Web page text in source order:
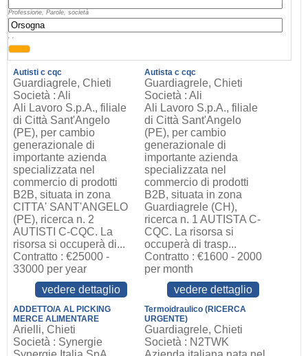
Professione, Parole, società
, ,
Autisti c cqc
Guardiagrele, Chieti
Società : Ali
Ali Lavoro S.p.A., filiale
di Città Sant'Angelo
(PE), per cambio
generazionale di
importante azienda
specializzata nel
commercio di prodotti
B2B, situata in zona
CITTA' SANT'ANGELO
(PE), ricerca n. 2
AUTISTI C-CQC. La
risorsa si occuperà di...
Contratto : €25000 -
33000 per year
vedere dettaglio
Autista c cqc
Guardiagrele, Chieti
Società : Ali
Ali Lavoro S.p.A., filiale
di Città Sant'Angelo
(PE), per cambio
generazionale di
importante azienda
specializzata nel
commercio di prodotti
B2B, situata in zona
Guardiagrele (CH),
ricerca n. 1 AUTISTA C-
CQC. La risorsa si
occuperà di trasp...
Contratto : €1600 - 2000
per month
vedere dettaglio
ADDETTO/A AL PICKING
MERCE ALIMENTARE
Arielli, Chieti
Società : Synergie
Termoidraulico (RICERCA
URGENTE)
Guardiagrele, Chieti
Società : N2TWK